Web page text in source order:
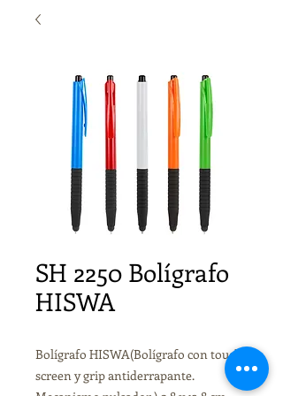
SH 2250 Bolígrafo
HISWA
Bolígrafo HISWA(Bolígrafo con touch
screen y grip antiderrapante.